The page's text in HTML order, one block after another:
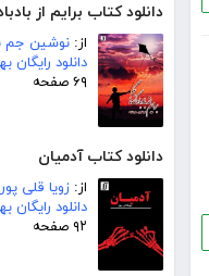
دانلود کتاب برایم از
از: نوشین جم
دانلود
۶۹ صفحه
دانلود کتاب آدمیان
از: زویا قلی پور
دانلود
۹۲ صفحه